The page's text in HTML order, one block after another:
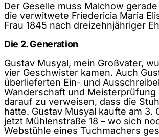
Der Geselle muss Malchow
die verwitwete Friedericia Maria
Frau 1845 nach dreizehnjähriger
Die 2. Generation
Gustav Musyal, mein Großvater,
vier Geschwister kamen. Auch
überlieferten Ein- und
Wanderschaft und Meisterprüfung
darauf zu verweisen, dass die
hatte. Gustav Musyal kaufte am 3.
jetzt Mühlenstraße 18 – wo sich
Webstühle eines Tuchmachers